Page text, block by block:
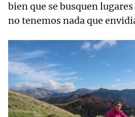
bien que se busquen
no tenemos nada que